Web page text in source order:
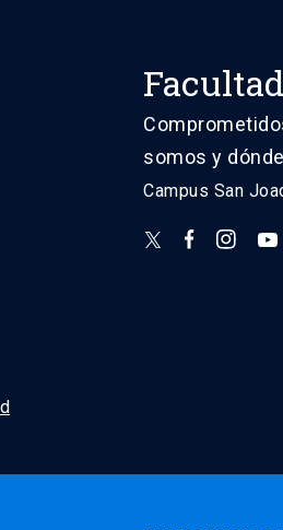
somos y
Campus San